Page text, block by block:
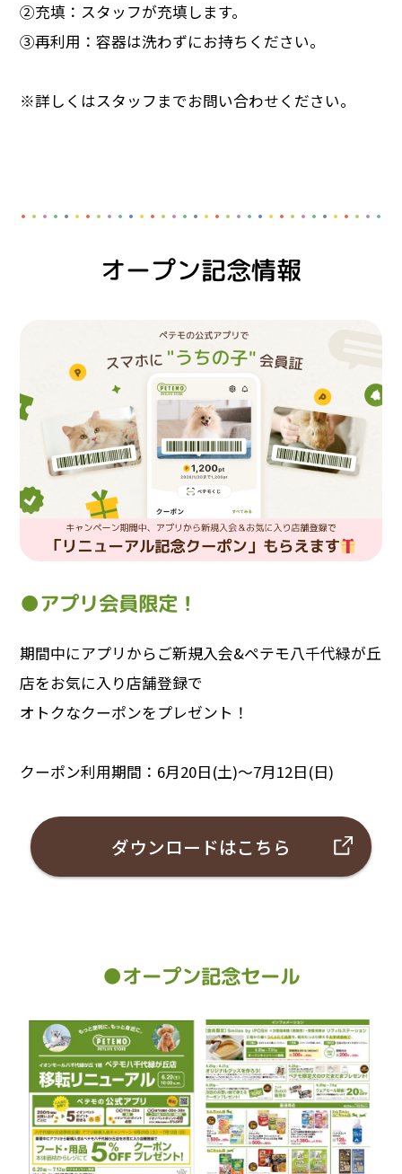
②充填：スタッフが充填します。
③再利用：容器は洗わずにお持ちください。
※詳しくはスタッフまでお問い合わせください。
オープン記念情報
●アプリ会員限定！
期間中にアプリからご新規入会&ペテモ八千代緑が丘
店をお気に入り店舗登録で
オトクなクーポンをプレゼント！
クーポン利用期間：6月20日(土)～7月12日(日)
ダウンロードはこちら
●オープン記念セール